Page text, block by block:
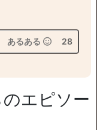
あるある 28
エピソー